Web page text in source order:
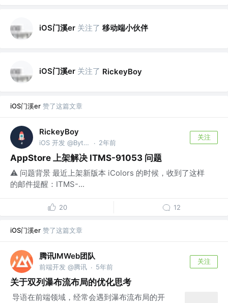
iOS门溪er 关注了 移动端小伙伴
iOS门溪er 关注了 RickeyBoy
iOS门溪er 赞了这篇文章
RickeyBoy
iOS 开发 @Bytedance · 2年前
关注
AppStore 上架解决 ITMS-91053 问题
⚠️ 问题背景 最近上架新版本 iColors 的时候，收到了这样
的邮件提醒：ITMS-...
20 12
iOS门溪er 赞了这篇文章
腾讯IMWeb团队
前端开发 @腾讯 · 5年前
关注
关于双列瀑布流布局的优化思考
导语在前端领域，经常会遇到瀑布流布局的开